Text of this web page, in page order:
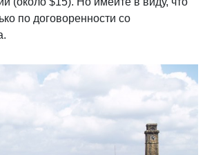
по договоренности со